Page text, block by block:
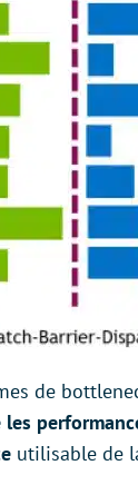
de
utilisable de